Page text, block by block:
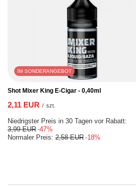
IM SONDERANGEBOT
Shot Mixer King E-Cigar - 0,40ml
2,11 EUR / szt.
Niedrigster Preis in 30 Tagen vor Rabatt:
3,99 EUR -47%
Normaler Preis: 2,58 EUR -18%